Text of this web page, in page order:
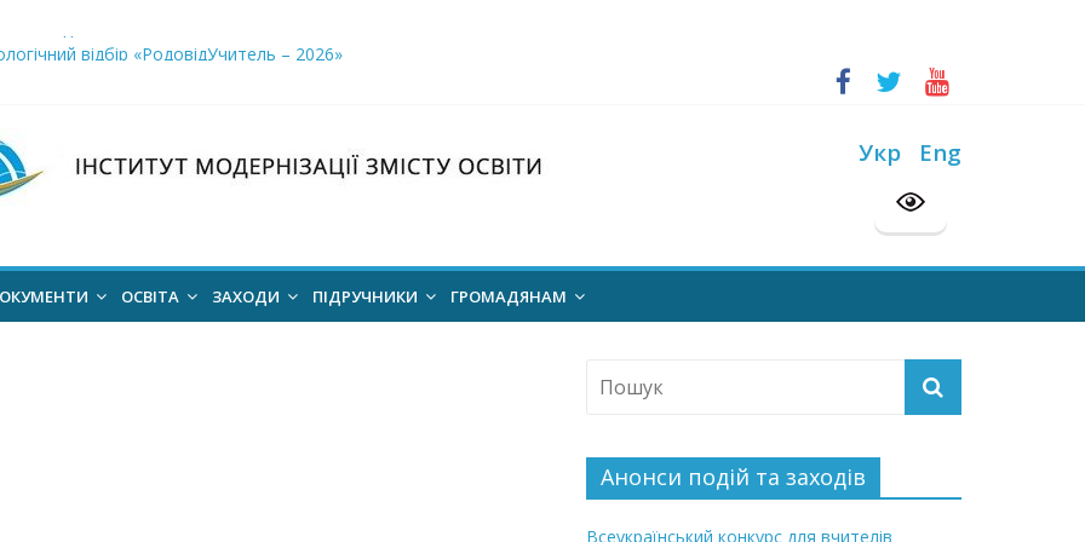
заклади освіти»
відбір «РодовідУчитель – 2026»
здобуття академічних стипендій імені Героїв Небесної Сотні на 2026/2027 н. р.
Укр Eng
ОСВІТА ЗАХОДИ ПІДРУЧНИКИ ГРОМАДЯНАМ
Анонси подій та заходів
Всеукраїнський конкурс для вчителів